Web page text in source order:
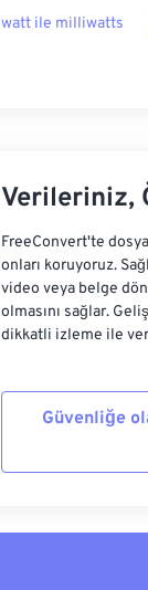
watt ile milliwatts
Verileriniz,
FreeConvert'te
onları koruyoruz.
video veya belge
olmasını sağlar.
dikkatli izleme ile
Güvenliğe